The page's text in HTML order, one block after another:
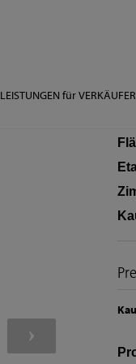
LEISTUNGEN für VERKÄUFER